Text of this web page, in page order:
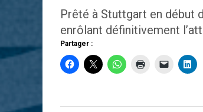
Prêté à Stuttgart en début
enrôlant définitivement
Partager :